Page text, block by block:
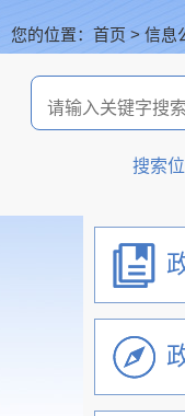
您的位置： 首页 > 信息
搜索